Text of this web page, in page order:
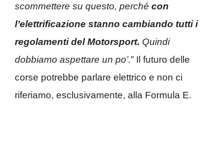
scommettere su questo, perché con
l’elettrificazione stanno cambiando tutti i
regolamenti del Motorsport. Quindi
dobbiamo aspettare un po’.” Il futuro delle
corse potrebbe parlare elettrico e non ci
riferiamo, esclusivamente, alla Formula E.